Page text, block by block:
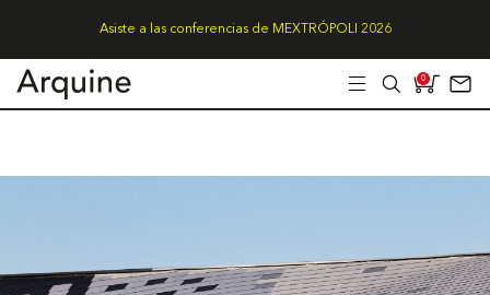
Asiste a las conferencias de MEXTRÓPOLI 2026
0